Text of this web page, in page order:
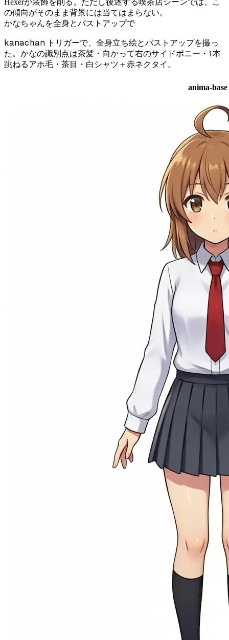
の傾向がそのまま背景には当てはまらない。
かなちゃんを全身とバストアップで
kanachan トリガーで、全身立ち絵とバストアップを撮っ
た。かなの識別点は茶髪・向かって右のサイドポニー・1本
跳ねるアホ毛・茶目・白シャツ＋赤ネクタイ。
anima-